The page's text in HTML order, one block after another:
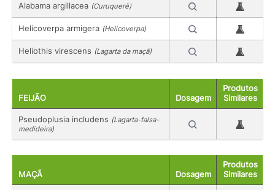
Alabama argillacea (Curuquerê)
Helicoverpa armigera (Helicoverpa)
Heliothis virescens (Lagarta da maçã)
FEIJÃO Dosagem
Produtos
Similares
Pseudoplusia includens (Lagarta-falsa-
medideira)
MAÇÃ Dosagem
Produtos
Similares